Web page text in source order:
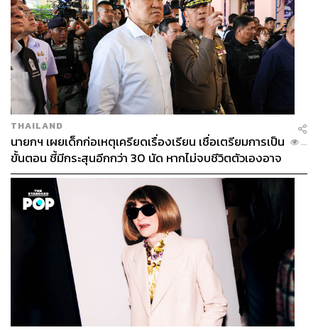
ปลอดภัยทางอาหาร (Food Safety) ที่เข้มงวดของประเทศคู่
ค้า รวมถึงแก้ปัญหาขาดแคลนแรงงานในภาคการผลิต อีกทั้ง
ยังช่วยให้ประเทศไทยบรรลุเป้าหมายการมีส่วนร่วมของ
ประเทศในการลดการปล่อยก๊าซเรือนกระจกตาม Nationally
Determined Contribution (NDC)
ไทยเป็นประเทศผู้ส่งออกอาหารมากเป็นอันดับที่ 12 ของโลก
แต่เผชิญปัญหาการสูญเสียอาหารตั้งแต่หลังกระบวนการเก็บ
เกี่ยวจนก่อนถึงมือผู้บริโภคราว 17% ของปริมาณอาหารที่
ผลิต คิดเป็นมูลค่าความสูญเสียกว่า 200,000 ล้านบาทต่อปี
เป็นแรงผลักดันที่ทำให้ไทยจำเป็นต้องมีการลงทุนใน
เทคโนโลยีการผลิตสมัยใหม่อย่างเทคโนโลยี AI เพื่อยกระดับ
การผลิตในอุตสาหกรรมอาหารและเครื่องดื่มของไทยให้มี
ความยั่งยืนมากขึ้น และขาดการสนับสนุนในการเพาะปลูก
และเลี้ยงสัตว์ในระยะยาว เสี่ยงที่อุปทานเกิดการชะงักงัน
เอเชียแปซิฟิกยังเป็นพื้นที่ความขัดแย้ง-ภัยธรรมชาติ-
ความเหลื่อมล้ำ
THAILAND
นายกฯ เผยเด็กก่อเหตุเครียดเรื่องเรียน เชื่อเตรียมการเป็น
ขั้นตอน ชี้มีกระสุนอีกกว่า 30 นัด หากไม่จบชีวิตตัวเองอาจ
สูญเสียเพิ่ม
...